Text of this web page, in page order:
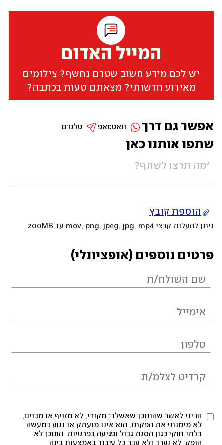
המייל האדום
יש לכם מידע חשוב שטרם נחשף? צילומים
מאירוע חדשותי? מצאתם טעות בכתבה?
שתפו אותנו כאן
הוספת קובץ
ניתן להעלות קבצי mov, png, jpeg, jpg, mp4 עד 200MB
פרטים נוספים (אופציונלי)
הריני לאשר שהתוכן שאשלח: מקורי, לא מזויף או מבוים,
לא מימנתי את הפקתו, הוא אינו מועתק או נגוע במעשה
בלתי חוקי כגון הסגת גבול ופגיעה בפרטיות. התוכן לא
הופק, לא נערך ולא עבר כל עיבוד באמצעות בינה
אפשר גם דרך טלגרם וואטסאפ